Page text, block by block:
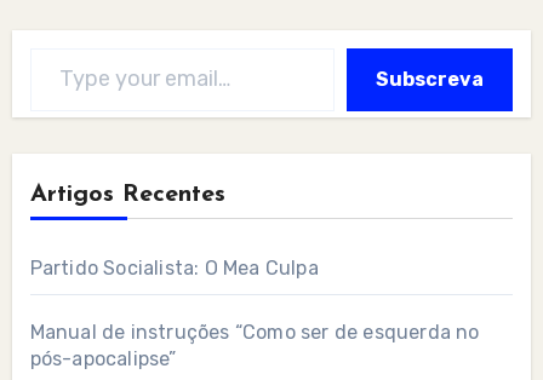
Subscreva
Artigos Recentes
Partido Socialista: O Mea Culpa
Manual de instruções “Como ser de esquerda no
pós-apocalipse”